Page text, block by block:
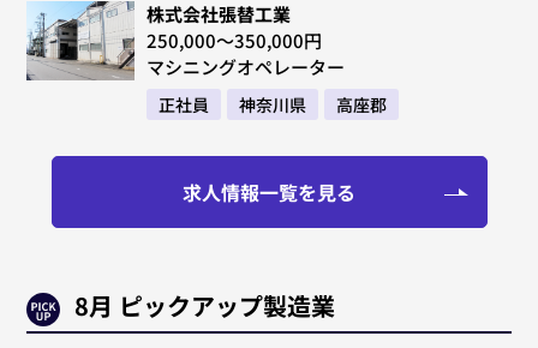
株式会社張替工業
250,000～350,000円
マシニングオペレーター
正社員 神奈川県 高座郡
求人情報一覧を見る
8月 ピックアップ製造業